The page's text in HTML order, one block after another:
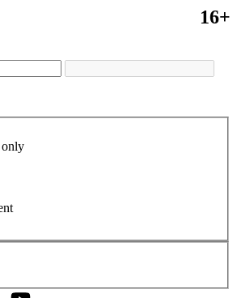
16+
only